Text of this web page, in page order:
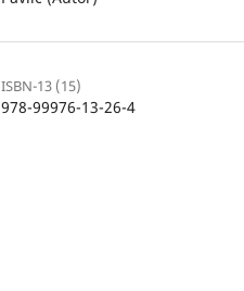
ISBN-13 (15)
978-99976-13-26-4